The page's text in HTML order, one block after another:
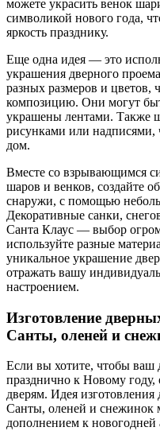
можете украсить венок
символикой нового года,
яркость празднику.
Еще одна идея — это
украшения дверного
разных размеров и цветов,
композицию. Они могут
украшены лентами. Также
рисунками или надписями,
дом.
Вместе со взрывающимся
шаров и венков, создайте
снаружи, с помощью
Декоративные санки,
Санта Клаус — выбор
используйте разные
уникальное украшение
отражать вашу
настроением.
Изготовление
Санты, оленей и
Если вы хотите, чтобы ваш
празднично к Новому году,
дверям. Идея
Санты, оленей и снежинок
дополнением к